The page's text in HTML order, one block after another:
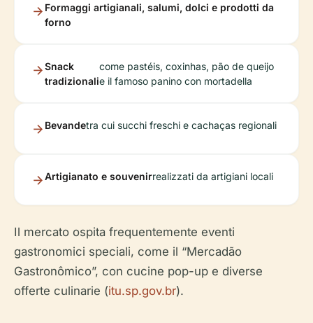
Formaggi artigianali, salumi, dolci e prodotti da
forno
Snack
tradizionali
come pastéis, coxinhas, pão de queijo
e il famoso panino con mortadella
Bevandetra cui succhi freschi e cachaças regionali
Artigianato e souvenirrealizzati da artigiani locali
Il mercato ospita frequentemente eventi
gastronomici speciali, come il “Mercadão
Gastronômico”, con cucine pop-up e diverse
offerte culinarie (itu.sp.gov.br).